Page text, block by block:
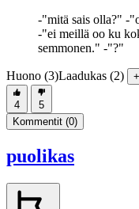
-"mitä sais olla?" -
-"ei meillä oo ku
semmonen." -"?"
Huono (3)Laadukas (2)
4
5
Kommentit (0)
puolikas